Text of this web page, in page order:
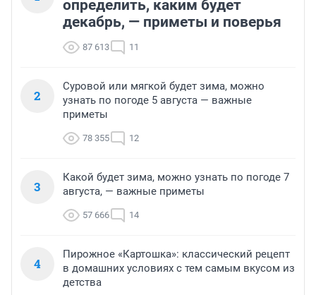
определить, каким будет
декабрь, — приметы и поверья
87 613 11
2
Суровой или мягкой будет зима, можно
узнать по погоде 5 августа — важные
приметы
78 355 12
3
Какой будет зима, можно узнать по погоде 7
августа, — важные приметы
57 666 14
4
Пирожное «Картошка»: классический рецепт
в домашних условиях с тем самым вкусом из
детства